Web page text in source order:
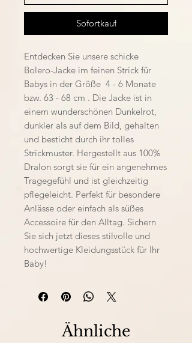
Sofortkauf
Entdecken Sie unsere schicke
Bolero-Jacke im feinen Strick für
Babys in der Größe 4 - 6 Monate
bzw. 63 - 68 cm . Die Jacke ist in
einem wunderschönen Dunkelrot,
dunkler als auf dem Bild, gehalten
und besticht durch ihr tolles
Strickmuster. Hergestellt aus 100%
Dralon sorgt sie für ein angenehmes
Tragegefühl und ist gleichzeitig
pflegeleicht. Perfekt für besondere
Anlässe oder einfach als süßes
Accessoire für den Alltag. Sichern
Sie sich jetzt dieses stilvolle und
hochwertige Kleidungsstück für Ihr
Baby!
Ähnliche